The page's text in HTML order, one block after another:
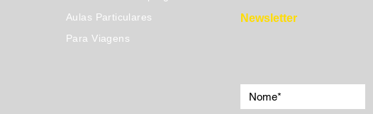
Aulas Particulares
Para Viagens
Newsletter